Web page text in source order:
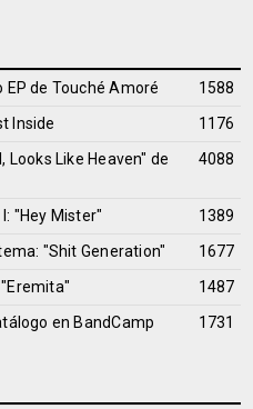
EP de Touché Amoré
1588
Inside
1176
Looks Like Heaven" de
4088
"Hey Mister"
1389
"Shit Generation"
1677
1487
en BandCamp
1731